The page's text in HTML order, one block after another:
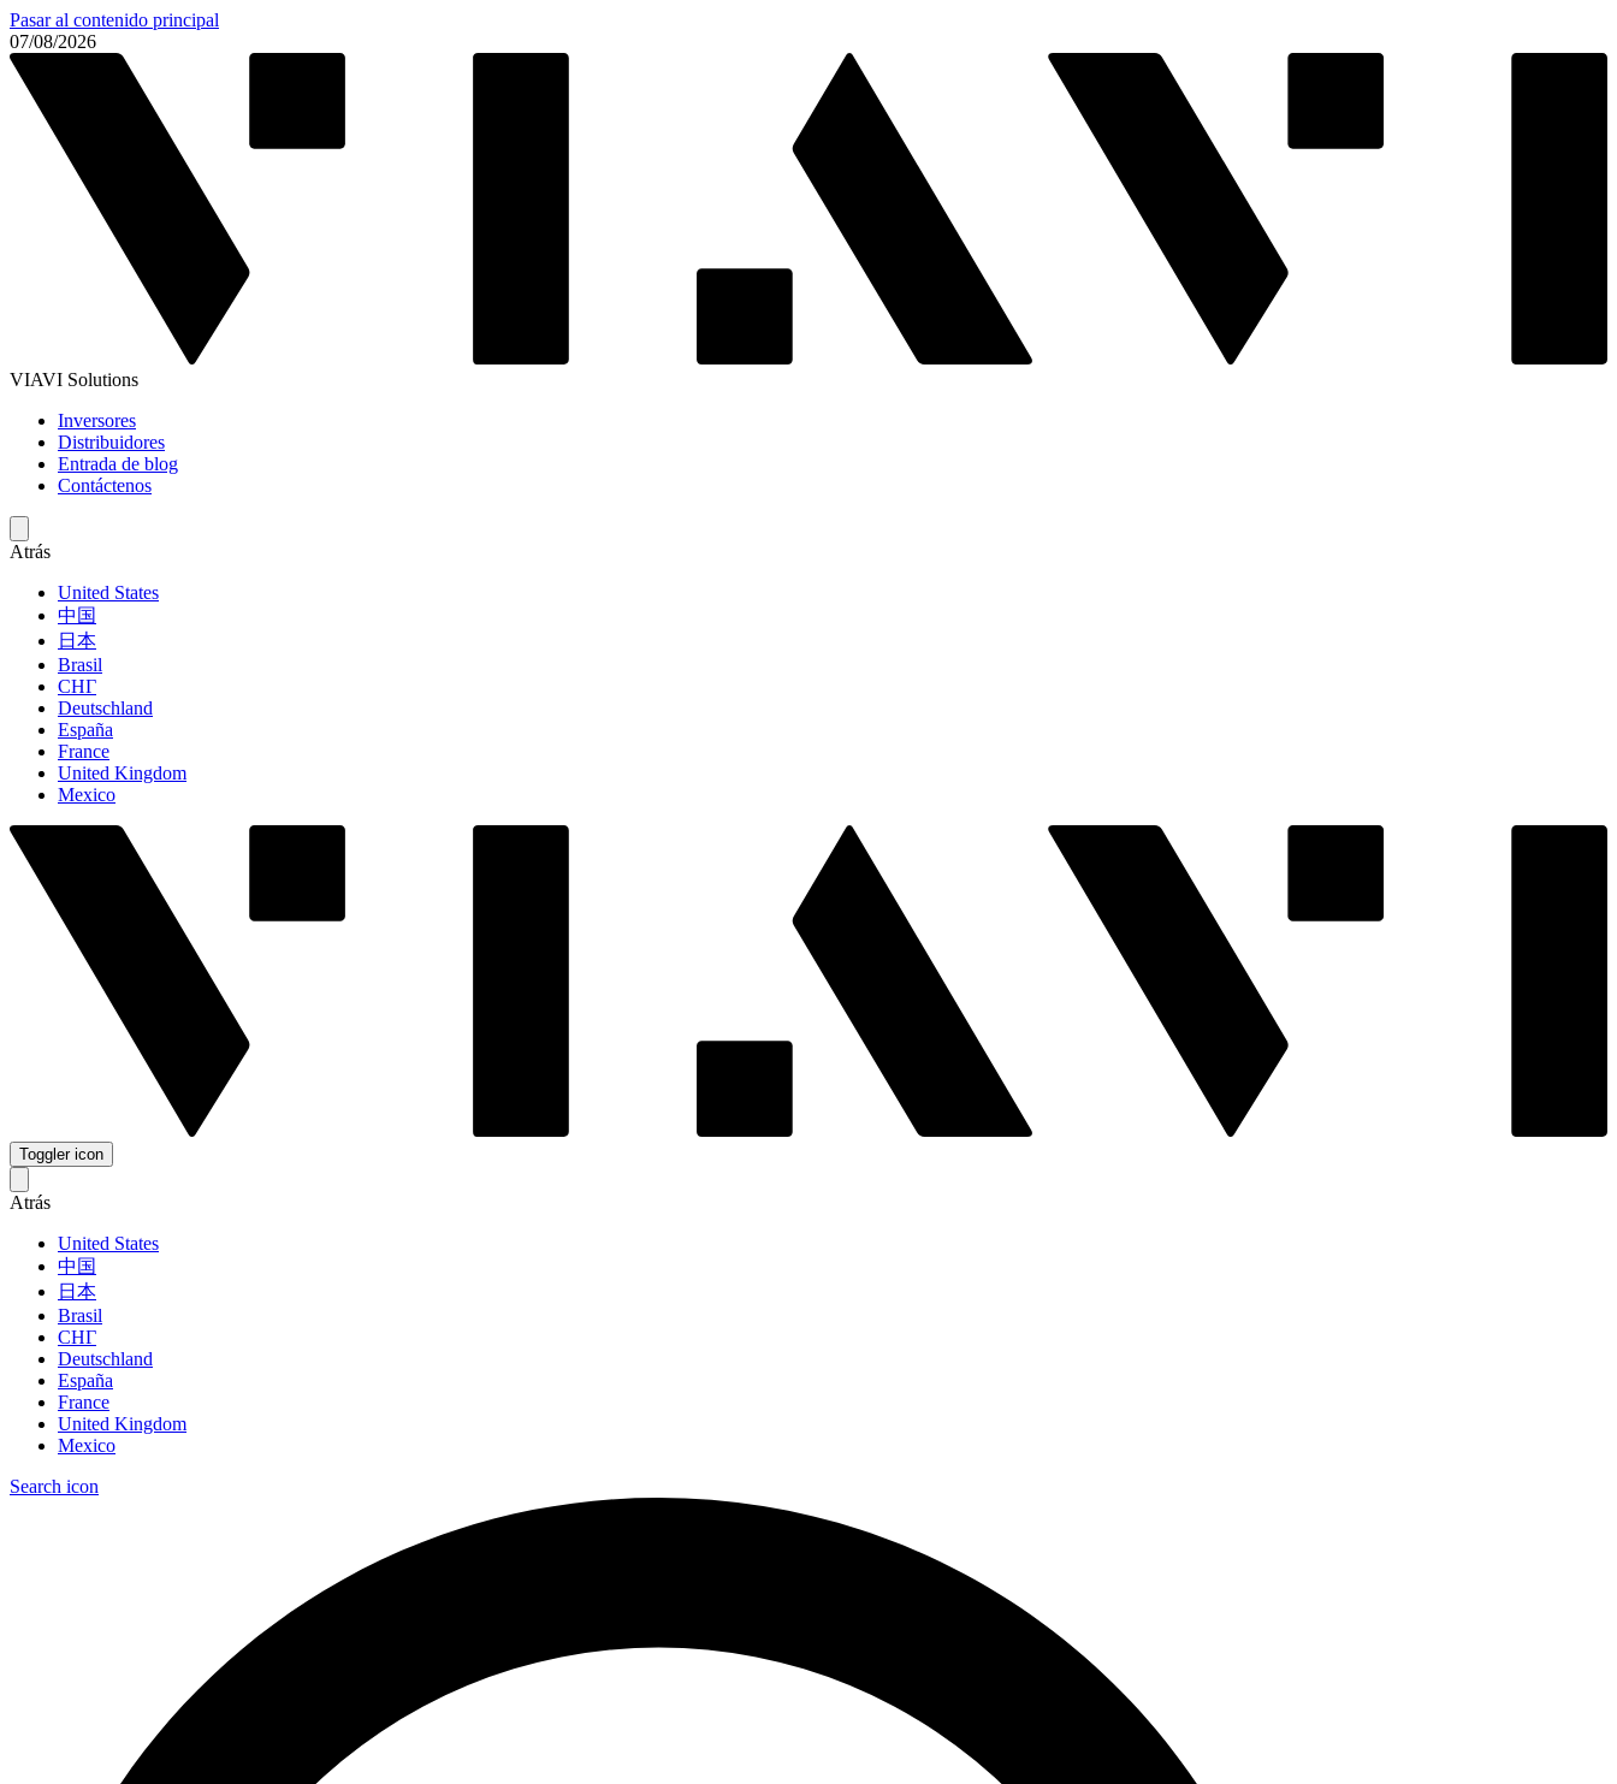
Pasar al contenido principal
07/08/2026
VIAVI Solutions
Inversores
Distribuidores
Entrada de blog
Contáctenos
Atrás
United States
中国
日本
Brasil
СНГ
Deutschland
España
France
United Kingdom
Mexico
Toggler icon
Atrás
United States
中国
日本
Brasil
СНГ
Deutschland
España
France
United Kingdom
Mexico
Search icon